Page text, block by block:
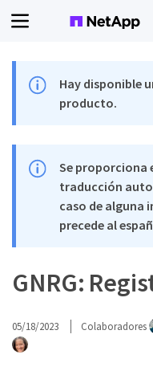
Hay disponible
producto.
Se proporciona
traducción
caso de alguna
precede al
GNRG:
05/18/2023 Colaboradores